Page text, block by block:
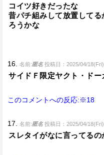
コイツ好きだったな
昔パチ組みして放置して
ろうかな
16. 名前:匿名 投稿日：2025/04/
サイドＦ限定ヤクト・ドー
このコメントへの反応:※18
17. 名前:匿名 投稿日：2025/04/
スレタイがなに言ってる